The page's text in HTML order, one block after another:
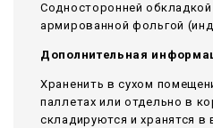
Содносторонней
армированной фольгой
Дополнительная
Храненить в сухом
паллетах или отдельно в
складируются и хранятся в